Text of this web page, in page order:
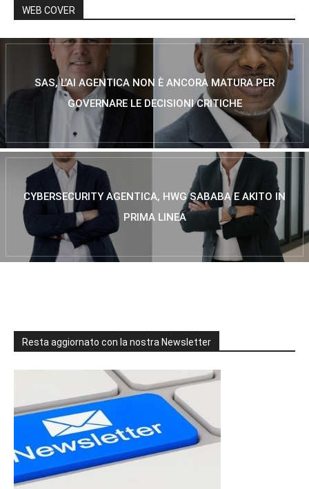
WEB COVER
SAS, L’AI AGENTICA NON È ANCORA MATURA PER
GOVERNARE LE DECISIONI CRITICHE
CYBERSECURITY AGENTICA, HWG SABABA E AKITO IN
PRIMA LINEA
Resta aggiornato con la nostra Newsletter